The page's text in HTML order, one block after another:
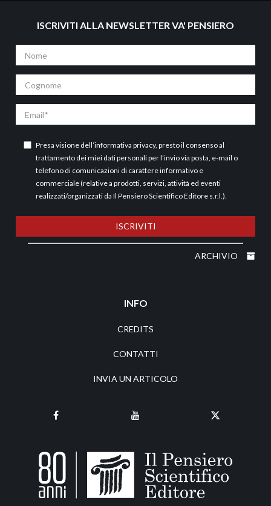
ISCRIVITI ALLA NEWSLETTER VA' PENSIERO
Presa visione dell’informativa privacy, presto il consenso al
trattamento dei miei dati personali per l’invio via posta, e-mail o
telefono di comunicazioni di carattere informativo e
commerciale (relative a prodotti, servizi, attività ed eventi
realizzati/organizzati da Il Pensiero Scientifico Editore s.r.l.).
ISCRIVITI
ARCHIVIO
INFO
CREDITS
CONTATTI
INVIA UN ARTICOLO